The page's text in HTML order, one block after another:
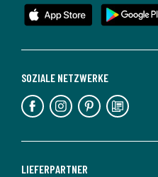
LIEFERPARTNER
SOZIALE NETZWERKE